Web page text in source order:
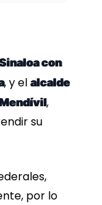
con
, y el alcalde
,
su
por lo